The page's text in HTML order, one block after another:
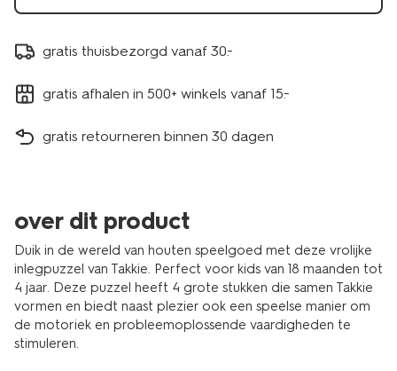
gratis thuisbezorgd vanaf 30.-
gratis afhalen in 500+ winkels vanaf 15.-
gratis retourneren binnen 30 dagen
over dit product
Duik in de wereld van houten speelgoed met deze vrolijke
inlegpuzzel van Takkie. Perfect voor kids van 18 maanden tot
4 jaar. Deze puzzel heeft 4 grote stukken die samen Takkie
vormen en biedt naast plezier ook een speelse manier om
de motoriek en probleemoplossende vaardigheden te
stimuleren.